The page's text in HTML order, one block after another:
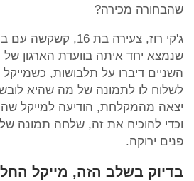
שהבחורה מכירה?
ג'קי רוז, צעירה בת 16,
שנמצא יחד איתה בוועדת הארגון
השניים דיברו על תלבושות,
לשלוח לו לתמונה של מה שהיא
יצאה מהמקלחת, הודיעה למייקל
וכדי להוכיח את זה, שלחה תמונה
פנים ירוקה.
בדיוק בשלב הזה, מייקל